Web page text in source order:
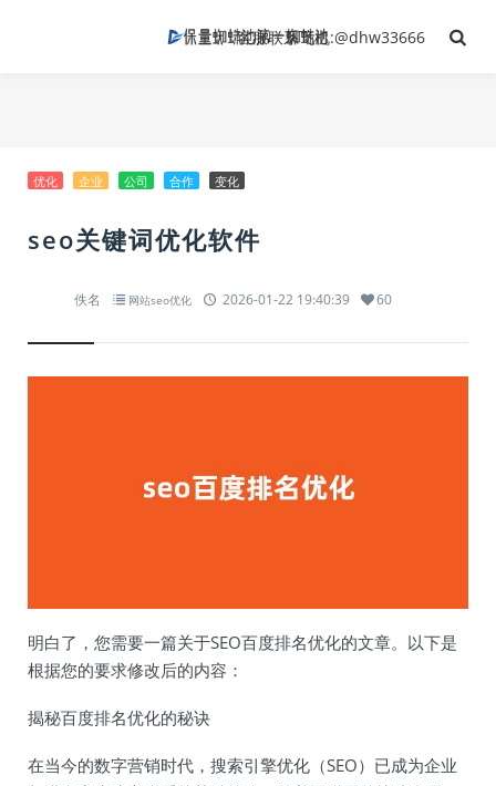
客服联系飞机:@dhw33666
优化 企业 公司 合作 变化
seo关键词优化软件
佚名 网站seo优化 2026-01-22 19:40:39 60
明白了，您需要一篇关于SEO百度排名优化的文章。以下是
根据您的要求修改后的内容：
揭秘百度排名优化的秘诀
在当今的数字营销时代，搜索引擎优化（SEO）已成为企业